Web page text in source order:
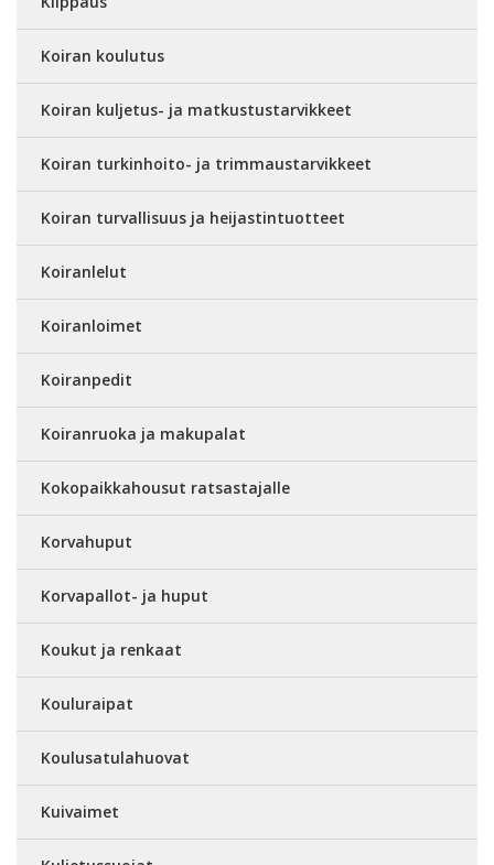
Koiran koulutus
Koiran kuljetus- ja matkustustarvikkeet
Koiran turkinhoito- ja trimmaustarvikkeet
Koiran turvallisuus ja heijastintuotteet
Koiranlelut
Koiranloimet
Koiranpedit
Koiranruoka ja makupalat
Kokopaikkahousut ratsastajalle
Korvahuput
Korvapallot- ja huput
Koukut ja renkaat
Kouluraipat
Koulusatulahuovat
Kuivaimet